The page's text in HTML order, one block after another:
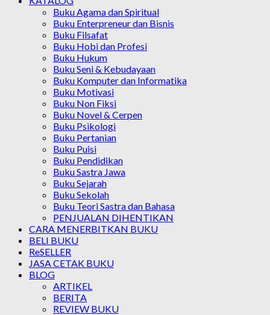
Buku Agama dan Spiritual
Buku Enterpreneur dan Bisnis
Buku Filsafat
Buku Hobi dan Profesi
Buku Hukum
Buku Seni & Kebudayaan
Buku Komputer dan Informatika
Buku Motivasi
Buku Non Fiksi
Buku Novel & Cerpen
Buku Psikologi
Buku Pertanian
Buku Puisi
Buku Pendidikan
Buku Sastra Jawa
Buku Sejarah
Buku Sekolah
Buku Teori Sastra dan Bahasa
PENJUALAN DIHENTIKAN
CARA MENERBITKAN BUKU
BELI BUKU
ReSELLER
JASA CETAK BUKU
BLOG
ARTIKEL
BERITA
REVIEW BUKU